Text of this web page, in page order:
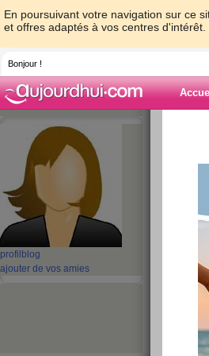
En poursuivant votre navigation sur ce
et offres adaptés à vos centres d'intérêt.
Bonjour !
profil blog
ajouter de vos amies
publié
2KG EN